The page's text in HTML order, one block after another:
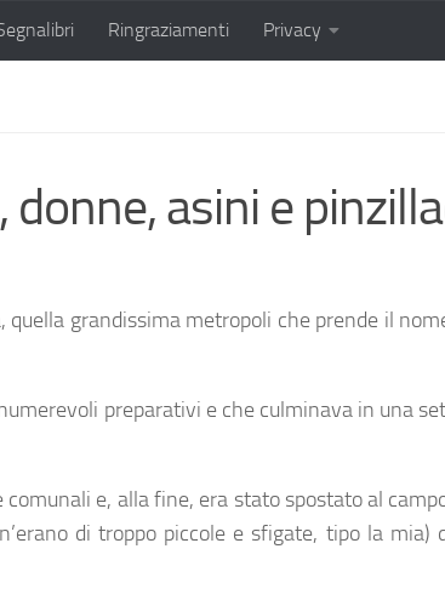
Ringraziamenti Privacy
asini e
grandissima metropoli che prende il
preparativi e che culminava in una
e, alla fine, era stato spostato al
di troppo piccole e sfigate, tipo la mia)